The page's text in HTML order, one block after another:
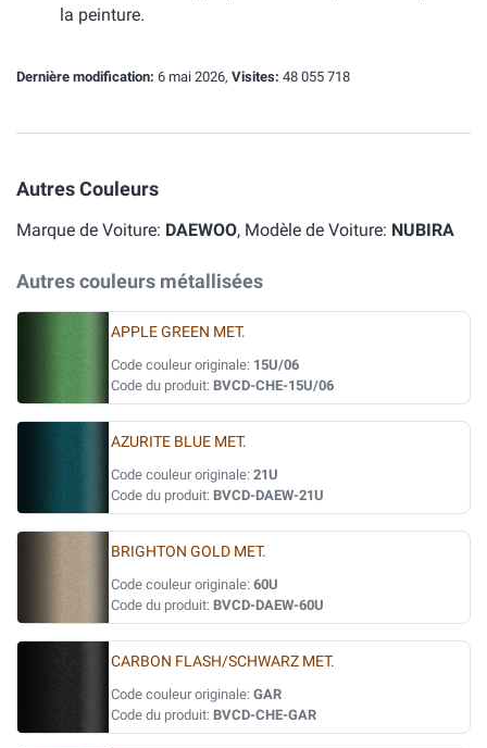
la peinture.
Dernière modification: 6 mai 2026, Visites: 48 055 718
Autres Couleurs
Marque de Voiture: DAEWOO, Modèle de Voiture: NUBIRA
Autres couleurs métallisées
APPLE GREEN MET.
Code couleur originale: 15U/06
Code du produit: BVCD-CHE-15U/06
AZURITE BLUE MET.
Code couleur originale: 21U
Code du produit: BVCD-DAEW-21U
BRIGHTON GOLD MET.
Code couleur originale: 60U
Code du produit: BVCD-DAEW-60U
CARBON FLASH/SCHWARZ MET.
Code couleur originale: GAR
Code du produit: BVCD-CHE-GAR